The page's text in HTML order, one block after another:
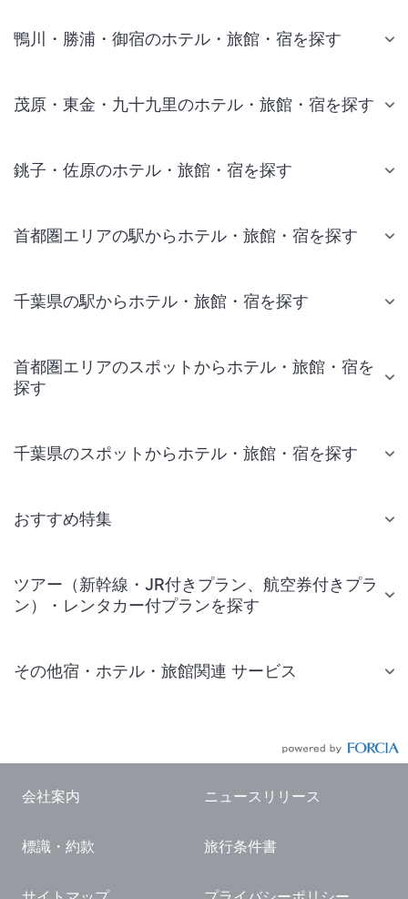
鴨川・勝浦・御宿のホテル・旅館・宿を探す
茂原・東金・九十九里のホテル・旅館・宿を探す
銚子・佐原のホテル・旅館・宿を探す
首都圏エリアの駅からホテル・旅館・宿を探す
千葉県の駅からホテル・旅館・宿を探す
首都圏エリアのスポットからホテル・旅館・宿を
探す
千葉県のスポットからホテル・旅館・宿を探す
おすすめ特集
ツアー（新幹線・JR付きプラン、航空券付きプラ
ン）・レンタカー付プランを探す
その他宿・ホテル・旅館関連 サービス
国内観光ガイド
旅行・観光情報
会社案内 ニュースリリース
標識・約款 旅行条件書